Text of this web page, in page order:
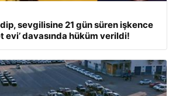
sevgilisine 21 gün süren işkence
evi’ davasında hüküm verildi!